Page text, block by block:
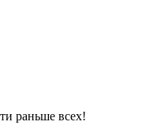
раньше всех!